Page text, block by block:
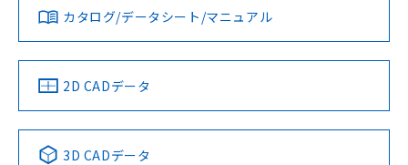
みください。
ソフトウェアの使用条件
対応済み
中国 RoHS 注意事項・凡例
LR型式承認
（イギリス
船舶規格）
DNV型式承認
（ノルウェー
BV型式承認
（フランス
KR型式
（韓国
No No No No
カタログ/データシート/マニュアル
2D CADデータ
3D CADデータ